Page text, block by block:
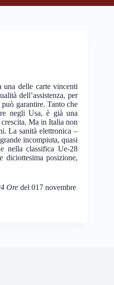
delle carte vincenti
dell’assistenza, per
garantire. Tanto che
negli Usa, è già una
Ma in Italia non
La sanità elettronica –
incompiuta, quasi
nella classifica Ue-28
diciottesima posizione,
Ore del 017 novembre